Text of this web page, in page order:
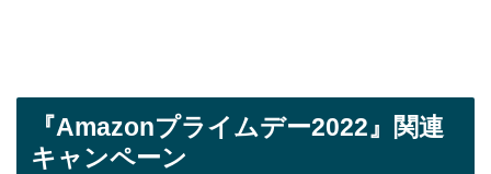
『Amazonプライムデー2022』関連
キャンペーン